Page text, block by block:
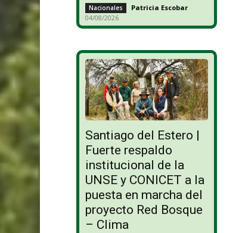
Nacionales Patricia Escobar -
04/08/2026
Santiago del Estero |
Fuerte respaldo
institucional de la
UNSE y CONICET a la
puesta en marcha del
proyecto Red Bosque
– Clima